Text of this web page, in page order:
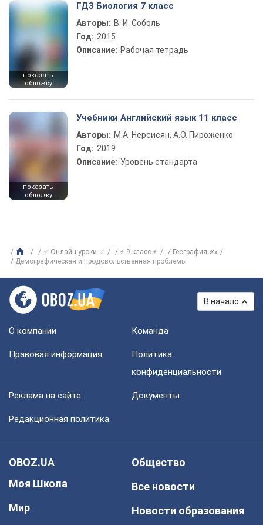
показать
обложку
ГДЗ Биология 7 класс
Авторы: В. И. Соболь
Год: 2015
Описание: Рабочая тетрадь
показать
обложку
Учебники Английский язык 11 класс
Авторы: М.А. Нерсисян, А.О. Пироженко
Год: 2019
Описание: Уровень стандарта
✅ Онлайн уроки ✅ ⚡ 9 класс ⚡
География ✍
Демографическая и продовольственная проблемы
В начало
О компании Команда
Правовая информация
Политика
конфиденциальности
Реклама на сайте Документы
Редакционная политика
OBOZ.UA
Моя Школа
Мир
Общество
Все новости
Новости образования